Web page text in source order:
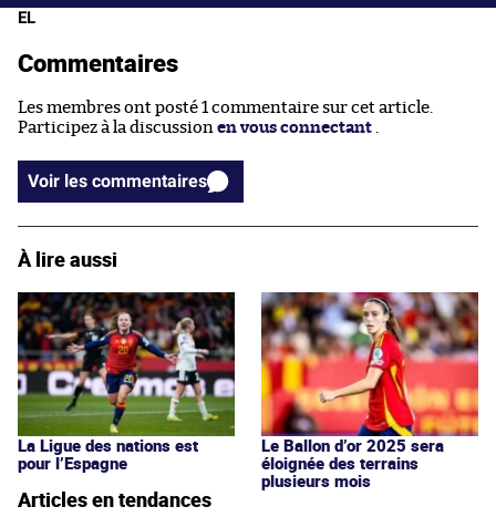
EL
Commentaires
Les membres ont posté 1 commentaire sur cet article.
Participez à la discussion en vous connectant .
Voir les commentaires
À lire aussi
La Ligue des nations est
pour l’Espagne
Le Ballon d’or 2025 sera
éloignée des terrains
plusieurs mois
Articles en tendances